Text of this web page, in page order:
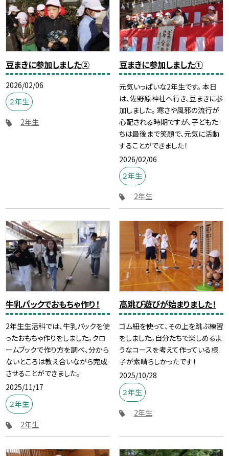
豆まきに参加しました②
2026/02/06
２年生
2年生
豆まきに参加しました①
元気いっぱいな2年生です。 本日
は、佐野原神社へ行き、豆まきに参
加しました。 寒さや風邪の流行が
心配される時期ですが、子どもた
ちは最後まで笑顔で、元気に活動
することができました！
2026/02/06
２年生
2年生
牛乳パックでおもちゃ作り！
2年生生活科では、牛乳パックを使
ったおもちゃ作りをしました。クロ
ームブックで作り方を調べ、分から
ないところは教え合いながら完成
させることができました。
2025/11/17
２年生
2年生
高跳び遊びが始まりました！
ゴム紐を使って、その上を跳ぶ練習
をしました。自分たちで楽しめるよ
うなコースを考えて作っている様
子が素晴らしかったです！
2025/10/28
２年生
2年生